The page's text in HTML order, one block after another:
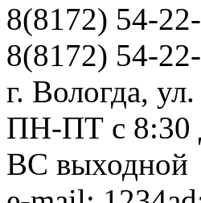
8(8172) 54-
8(8172) 54-
г. Вологда,
ПН-ПТ c 8:30
ВС выходной